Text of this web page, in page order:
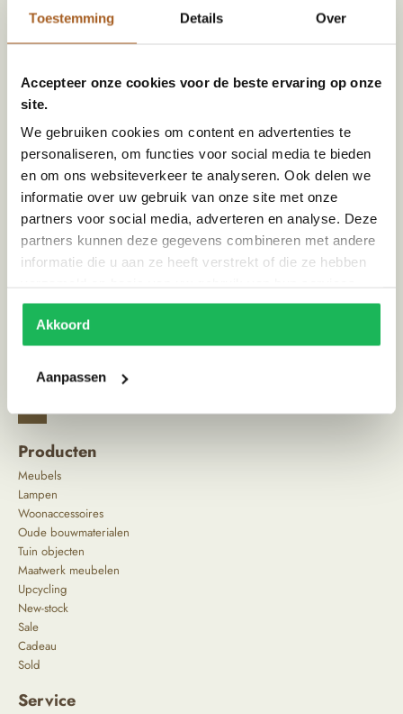
Toestemming Details Over
Accepteer onze cookies voor de beste ervaring op onze
site.
We gebruiken cookies om content en advertenties te
personaliseren, om functies voor social media te bieden
en om ons websiteverkeer te analyseren. Ook delen we
informatie over uw gebruik van onze site met onze
partners voor social media, adverteren en analyse. Deze
partners kunnen deze gegevens combineren met andere
informatie die u aan ze heeft verstrekt of die ze hebben
Akkoord
Aanpassen
plafondkapje hangt dan ook direct boven de lamp en is ideaal als het
eettafel zit. Dan kan je dit plafondkapje perfect gebruiken!
Specificaties
Afmeting (HxBxD) 125 x 31 mm
Materiaal Metaal
Kleur Zwart
Land van herkomst Nederland
^
Producten
Meubels
Lampen
Woonaccessoires
Oude bouwmaterialen
Tuin objecten
Maatwerk meubelen
Upcycling
New-stock
Sale
Cadeau
Sold
Service